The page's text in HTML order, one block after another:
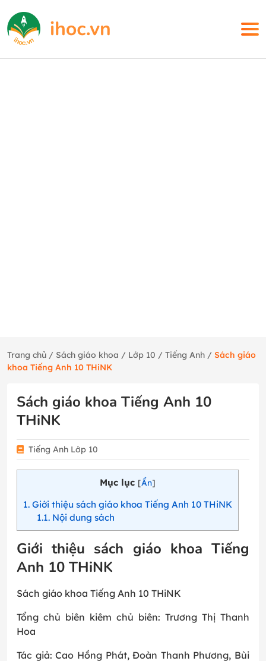
Trang chủ / Sách giáo khoa / Lớp 10 / Tiếng Anh / Sách giáo
khoa Tiếng Anh 10 THiNK
Sách giáo khoa Tiếng Anh 10
THiNK
Tiếng Anh Lớp 10
Mục lục [Ẩn]
1 Giới thiệu sách giáo khoa Tiếng Anh 10 THiNK
1.1Nội dung sách
Giới thiệu sách giáo khoa Tiếng
Anh 10 THiNK
Sách giáo khoa Tiếng Anh 10 THiNK
Tổng chủ biên kiêm chủ biên: Trương Thị Thanh
Hoa
Tác giả: Cao Hồng Phát, Đoàn Thanh Phương, Bùi